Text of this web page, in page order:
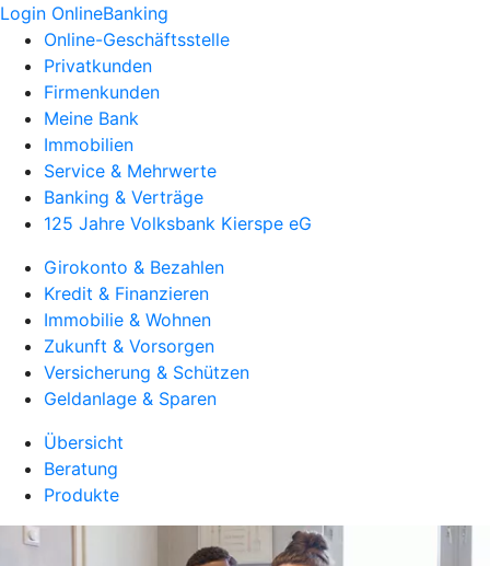
Login OnlineBanking
Online-Geschäftsstelle
Privatkunden
Firmenkunden
Meine Bank
Immobilien
Service & Mehrwerte
Banking & Verträge
125 Jahre Volksbank Kierspe eG
Girokonto & Bezahlen
Kredit & Finanzieren
Immobilie & Wohnen
Zukunft & Vorsorgen
Versicherung & Schützen
Geldanlage & Sparen
Übersicht
Beratung
Produkte